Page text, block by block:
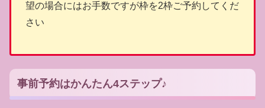
望の場合にはお手数ですが枠を2枠ご予約してくだ
さい
事前予約はかんたん4ステップ♪